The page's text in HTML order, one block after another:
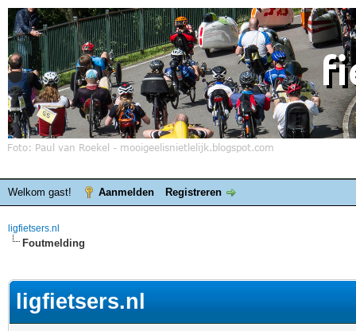
Welkom gast! Aanmelden Registreren
ligfietsers.nl
Foutmelding
ligfietsers.nl